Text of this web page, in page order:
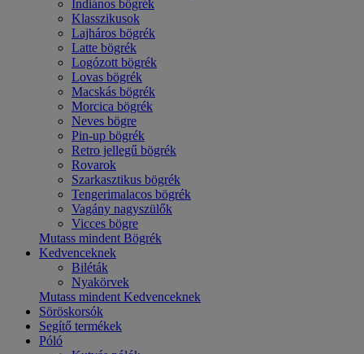
Indiános bögrék
Klasszikusok
Lajháros bögrék
Latte bögrék
Logózott bögrék
Lovas bögrék
Macskás bögrék
Morcica bögrék
Neves bögre
Pin-up bögrék
Retro jellegű bögrék
Rovarok
Szarkasztikus bögrék
Tengerimalacos bögrék
Vagány nagyszülők
Vicces bögre
Mutass mindent Bögrék
Kedvenceknek
Biléták
Nyakörvek
Mutass mindent Kedvenceknek
Söröskorsók
Segítő termékek
Póló